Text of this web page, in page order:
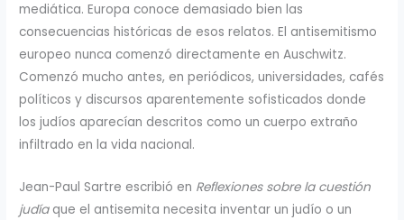
mediática. Europa conoce demasiado bien las
consecuencias históricas de esos relatos. El antisemitismo
europeo nunca comenzó directamente en Auschwitz.
Comenzó mucho antes, en periódicos, universidades, cafés
políticos y discursos aparentemente sofisticados donde
los judíos aparecían descritos como un cuerpo extraño
infiltrado en la vida nacional.
Jean-Paul Sartre escribió en Reflexiones sobre la cuestión
judíaque el antisemita necesita inventar un judío o un